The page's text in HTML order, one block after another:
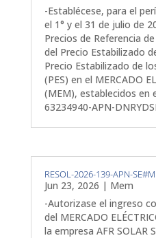
-Establécese, para el
el 1° y el 31 de julio de
Precios de Referencia
del Precio Estabilizado
Precio Estabilizado de
(PES) en el MERCADO
(MEM), establecidos en
63234940-APN-
RESOL-2026-139-APN-
Jun 23, 2026 | Mem
-Autorizase el ingreso
del MERCADO
la empresa AFR SOLAR